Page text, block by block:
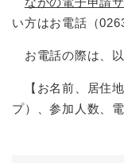
い方はお電話（
お電話の際は、以
【お名前、居住
プ）、参加人数、